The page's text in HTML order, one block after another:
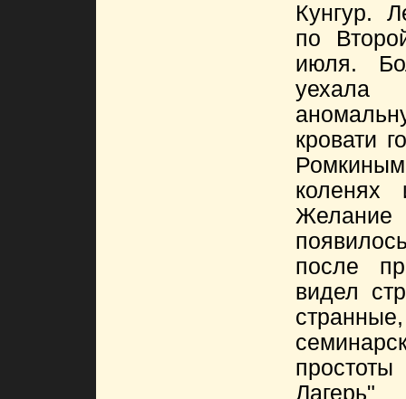
Кунгур.
по
июля.
кровати
коленях
Желание
после
видел